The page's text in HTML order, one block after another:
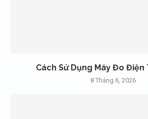
Cách Sử Dụng Máy Đo Điện
8 Tháng 6, 2026